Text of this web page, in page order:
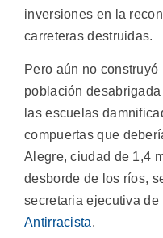
inversiones en la
carreteras destruidas.
Pero aún no
población
las escuelas
compuertas que
Alegre, ciudad de 1,4
desborde de los ríos,
secretaria ejecutiva de
Antirracista.